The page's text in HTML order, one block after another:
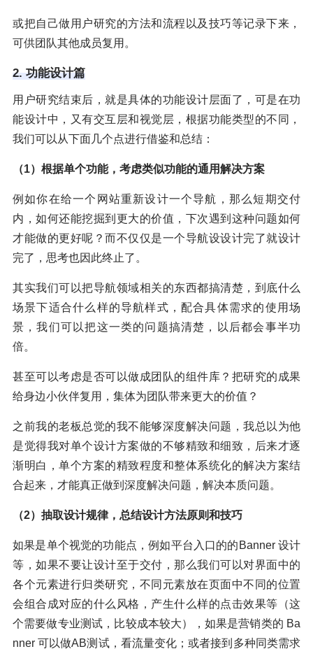
或把自己做用户研究的方法和流程以及技巧等记录下来，
可供团队其他成员复用。
2. 功能设计篇
用户研究结束后，就是具体的功能设计层面了，可是在功
能设计中，又有交互层和视觉层，根据功能类型的不同，
我们可以从下面几个点进行借鉴和总结：
（1）根据单个功能，考虑类似功能的通用解决方案
例如你在给一个网站重新设计一个导航，那么短期交付
内，如何还能挖掘到更大的价值，下次遇到这种问题如何
才能做的更好呢？而不仅仅是一个导航设设计完了就设计
完了，思考也因此终止了。
其实我们可以把导航领域相关的东西都搞清楚，到底什么
场景下适合什么样的导航样式，配合具体需求的使用场
景，我们可以把这一类的问题搞清楚，以后都会事半功
倍。
甚至可以考虑是否可以做成团队的组件库？把研究的成果
给身边小伙伴复用，集体为团队带来更大的价值？
之前我的老板总觉的我不能够深度解决问题，我总以为他
是觉得我对单个设计方案做的不够精致和细致，后来才逐
渐明白，单个方案的精致程度和整体系统化的解决方案结
合起来，才能真正做到深度解决问题，解决本质问题。
（2）抽取设计规律，总结设计方法原则和技巧
如果是单个视觉的功能点，例如平台入口的的Banner 设计
等，如果不要让设计至于交付，那么我们可以对界面中的
各个元素进行归类研究，不同元素放在页面中不同的位置
会组合成对应的什么风格，产生什么样的点击效果等（这
个需要做专业测试，比较成本较大），如果是营销类的 Ba
nner 可以做AB测试，看流量变化；或者接到多种同类需求